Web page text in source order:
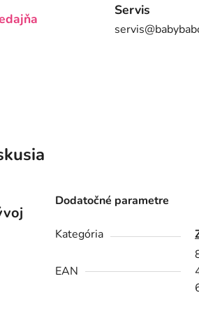
Servis
Dodatočné parametre
Kategória
EAN